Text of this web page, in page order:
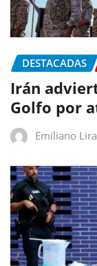
DESTACADAS
Irán
Golfo por
Emiliano Lira